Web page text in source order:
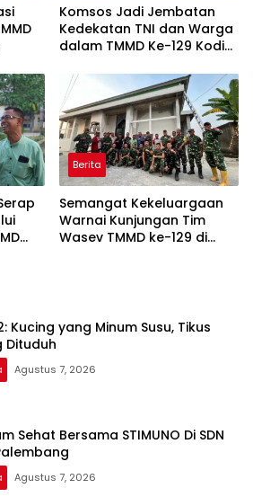
Komsos Jadi Jembatan
Kedekatan TNI dan Warga
dalam TMMD Ke-129 Kodim
Berita
Semangat Kekeluargaan
Warnai Kunjungan Tim
Wasev TMMD ke-129 di
Kucing yang Minum Susu, Tikus
Dituduh
Agustus 7, 2026
Sehat Bersama STIMUNO Di SDN
Agustus 7, 2026